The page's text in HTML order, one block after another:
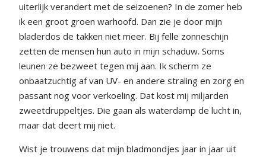
uiterlijk verandert met de seizoenen? In de zomer heb
ik een groot groen warhoofd. Dan zie je door mijn
bladerdos de takken niet meer. Bij felle zonneschijn
zetten de mensen hun auto in mijn schaduw. Soms
leunen ze bezweet tegen mij aan. Ik scherm ze
onbaatzuchtig af van UV- en andere straling en zorg en
passant nog voor verkoeling. Dat kost mij miljarden
zweetdruppeltjes. Die gaan als waterdamp de lucht in,
maar dat deert mij niet.
Wist je trouwens dat mijn bladmondjes jaar in jaar uit